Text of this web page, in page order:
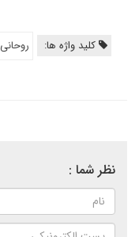
کلید واژه ها: روحانی
نظر شما :